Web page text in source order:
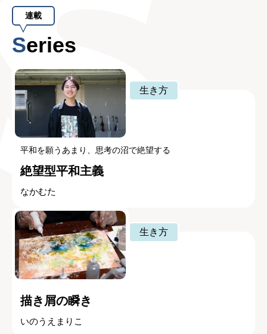
連載
Series
生き方
平和を願うあまり、思考の沼で絶望する
絶望型平和主義
なかむた
生き方
描き屑の瞬き
いのうえまりこ